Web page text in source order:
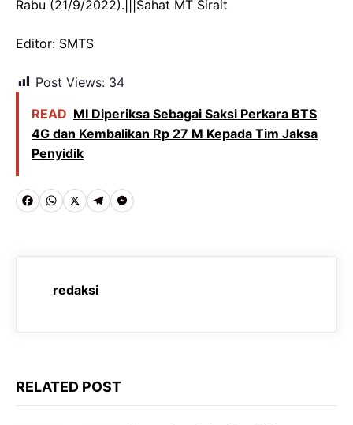
Rabu (21/9/2022).|||Sahat MT Sirait
Editor: SMTS
Post Views: 34
READ MI Diperiksa Sebagai Saksi Perkara BTS
4G dan Kembalikan Rp 27 M Kepada Tim Jaksa
Penyidik
F
c
o
k
W
a
A
p
X T
l
e
r
m
M
s
n
e
r
redaksi
RELATED POST